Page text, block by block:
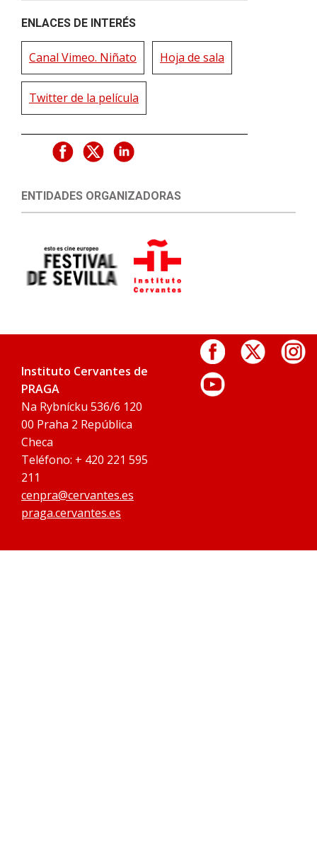
ENLACES DE INTERÉS
Canal Vimeo. Niñato Hoja de sala
Twitter de la película
ENTIDADES ORGANIZADORAS
Instituto Cervantes de
PRAGA
Na Rybnícku 536/6 120
00 Praha 2 República
Checa
Teléfono: + 420 221 595
211
cenpra@cervantes.es
praga.cervantes.es